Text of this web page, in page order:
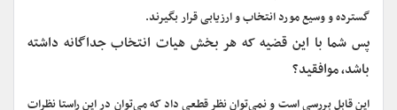
گسترده و وسیع مورد انتخاب و ارزیابی قرار بگیرند.
پس شما با این قضیه که هر بخش هیات انتخاب جداگانه داشته
باشد، موافقید؟
این قابل بررسی است و نمی‌توان نظر قطعی داد که می‌توان در این راستا نظرات